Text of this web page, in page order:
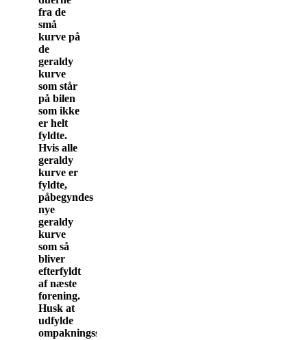
fra de
små
kurve på
de
geraldy
kurve
som står
på bilen
som ikke
er helt
fyldte.
Hvis alle
geraldy
kurve er
fyldte,
påbegyndes
nye
geraldy
kurve
som så
bliver
efterfyldt
af næste
forening.
Husk at
udfylde
ompakningssedlen